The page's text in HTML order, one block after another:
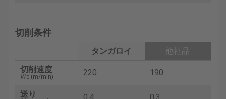
切削条件
タンガロイ
他社品
切削速度
V/c (m/min) 220 190
送り 0.4 0.3